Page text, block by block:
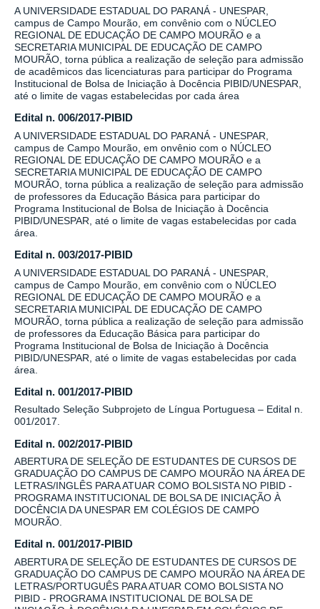
A UNIVERSIDADE ESTADUAL DO PARANÁ - UNESPAR,
campus de Campo Mourão, em convênio com o NÚCLEO
REGIONAL DE EDUCAÇÃO DE CAMPO MOURÃO e a
SECRETARIA MUNICIPAL DE EDUCAÇÃO DE CAMPO
MOURÃO, torna pública a realização de seleção para admissão
de acadêmicos das licenciaturas para participar do Programa
Institucional de Bolsa de Iniciação à Docência PIBID/UNESPAR,
até o limite de vagas estabelecidas por cada área
Edital n. 006/2017-PIBID
A UNIVERSIDADE ESTADUAL DO PARANÁ - UNESPAR,
campus de Campo Mourão, em onvênio com o NÚCLEO
REGIONAL DE EDUCAÇÃO DE CAMPO MOURÃO e a
SECRETARIA MUNICIPAL DE EDUCAÇÃO DE CAMPO
MOURÃO, torna pública a realização de seleção para admissão
de professores da Educação Básica para participar do
Programa Institucional de Bolsa de Iniciação à Docência
PIBID/UNESPAR, até o limite de vagas estabelecidas por cada
área.
Edital n. 003/2017-PIBID
A UNIVERSIDADE ESTADUAL DO PARANÁ - UNESPAR,
campus de Campo Mourão, em convênio com o NÚCLEO
REGIONAL DE EDUCAÇÃO DE CAMPO MOURÃO e a
SECRETARIA MUNICIPAL DE EDUCAÇÃO DE CAMPO
MOURÃO, torna pública a realização de seleção para admissão
de professores da Educação Básica para participar do
Programa Institucional de Bolsa de Iniciação à Docência
PIBID/UNESPAR, até o limite de vagas estabelecidas por cada
área.
Edital n. 001/2017-PIBID
Resultado Seleção Subprojeto de Língua Portuguesa – Edital n.
001/2017.
Edital n. 002/2017-PIBID
ABERTURA DE SELEÇÃO DE ESTUDANTES DE CURSOS DE
GRADUAÇÃO DO CAMPUS DE CAMPO MOURÃO NA ÁREA DE
LETRAS/INGLÊS PARA ATUAR COMO BOLSISTA NO PIBID -
PROGRAMA INSTITUCIONAL DE BOLSA DE INICIAÇÃO À
DOCÊNCIA DA UNESPAR EM COLÉGIOS DE CAMPO
MOURÃO.
Edital n. 001/2017-PIBID
ABERTURA DE SELEÇÃO DE ESTUDANTES DE CURSOS DE
GRADUAÇÃO DO CAMPUS DE CAMPO MOURÃO NA ÁREA DE
LETRAS/PORTUGUÊS PARA ATUAR COMO BOLSISTA NO
PIBID - PROGRAMA INSTITUCIONAL DE BOLSA DE